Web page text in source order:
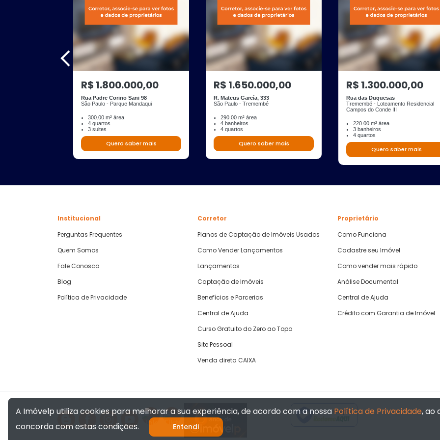
R$ 1.800.000,00
Rua Padre Corino Sani 98
São Paulo - Parque Mandaqui
300.00 m² área
4 quartos
3 suites
Quero saber mais
R$ 1.650.000,00
R. Mateus García, 333
São Paulo - Tremembé
290.00 m² área
4 banheiros
4 quartos
Quero saber mais
R$ 1.300.000,00
Rua das Duquesas
Tremembé - Loteamento Residencial
Campos do Conde III
220.00 m² área
3 banheiros
4 quartos
Quero saber mais
Institucional
Perguntas Frequentes
Quem Somos
Fale Conosco
Blog
Política de Privacidade
Corretor
Planos de Captação de Imóveis Usados
Como Vender Lançamentos
Lançamentos
Captação de Imóveis
Benefícios e Parcerias
Central de Ajuda
Curso Gratuito do Zero ao Topo
Site Pessoal
Venda direta CAIXA
Proprietário
Como Funciona
Cadastre seu Imóvel
Como vender mais rápido
Análise Documental
Central de Ajuda
Crédito com Garantia de Imóvel
Verificada por
A Imóvelp utiliza cookies para melhorar a sua experiência, de acordo com a nossa Política de Privacidade, ao
concorda com estas condições.
Entendi